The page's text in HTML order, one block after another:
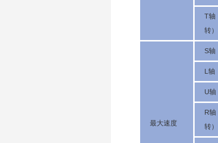
T轴
转）
最大速度
S轴
L轴
U轴
R轴
转）